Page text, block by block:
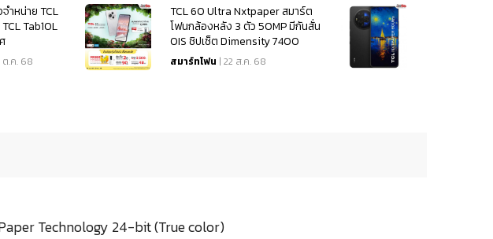
ำหน่าย TCL
Tab10L
.ค. 68
TCL 60 Ultra Nxtpaper สมาร์ต
โฟนกล้องหลัง 3 ตัว 50MP มีกันสั่น
OIS ชิปเซ็ต Dimensity 7400
สมาร์ทโฟน | 22 ส.ค. 68
Technology 24-bit (True color)